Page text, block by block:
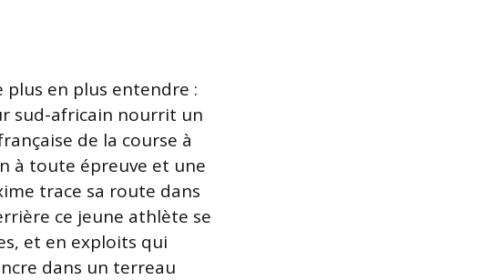
plus en plus entendre :
sud-africain nourrit un
de la course à
à toute épreuve et une
trace sa route dans
ce jeune athlète se
et en exploits qui
dans un terreau